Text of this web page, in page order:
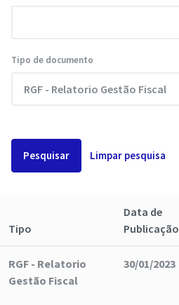
Tipo de documento
Pesquisar Limpar pesquisa
Tipo
Data de
Publicação
RGF - Relatorio
Gestão Fiscal
30/01/2023